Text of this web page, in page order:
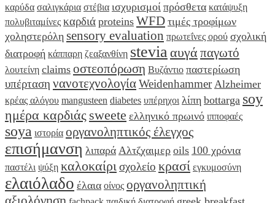
καρύδα σαλιγκάρια στέβια ισχυρισμοί πρόσθετα κατάψυξη
πολυβιταμίνες καρδιά proteins WFD τιμές τροφίμων
χοληστερόλη sensory evaluation πρωτεΐνες ορού σχολική
διατροφή κάππαρη ζεαξανθίνη stevia αυγά παγωτό
λουτείνη claims οστεοπόρωση Βυζάντιο παστερίωση
υπέρταση νανοτεχνολογίαWeidenhammer Alzheimer
κρέας αλόγου mangusteen diabetes υπέρηχοι λίπη bottarga soy
ημέρα καρδιάς sweete ελληνικό πρωινό ιπποφαές
soya ιστορία οργανοληπτικός έλεγχος
επισήμανση λιπαρά Αλτζχαιμερ oils 100 χρόνια
παστέλι ψύξη καλοκαίρισχολείο κρασί εγκυμοσύνη
ελαιόλαδο έλαια οίνος οργανοληπτική